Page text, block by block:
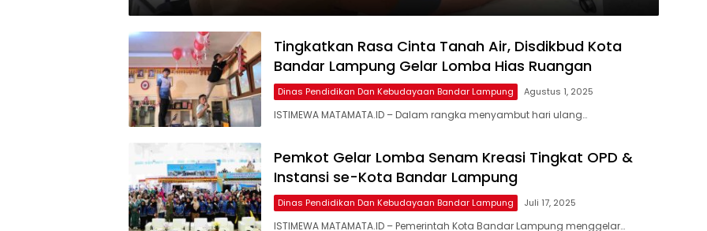
Tingkatkan Rasa Cinta Tanah Air, Disdikbud Kota
Bandar Lampung Gelar Lomba Hias Ruangan
Dinas Pendidikan Dan Kebudayaan Bandar Lampung Agustus 1, 2025
ISTIMEWA MATAMATA.ID – Dalam rangka menyambut hari ulang…
Pemkot Gelar Lomba Senam Kreasi Tingkat OPD &
Instansi se-Kota Bandar Lampung
Dinas Pendidikan Dan Kebudayaan Bandar Lampung Juli 17, 2025
ISTIMEWA MATAMATA.ID – Pemerintah Kota Bandar Lampung menggelar…